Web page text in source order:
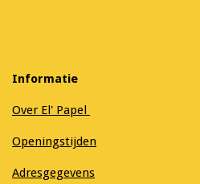
Informatie
Over El' Papel
Openingstijden
Adresgegevens